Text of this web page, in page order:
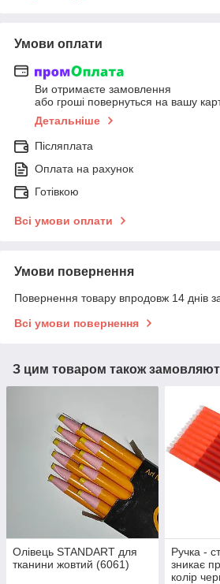
Умови оплати
Ви отримаєте замовлення
або гроші повернуться на вашу
Детальніше
Післяплата
Оплата на рахунок
Готівкою
Всі умови оплати
Умови повернення
Повернення товару впродовж 14 днів
Всі умови повернення
З цим товаром також
Олівець STANDART для
тканини жовтий (6061)
Ручка -
зникає
колір